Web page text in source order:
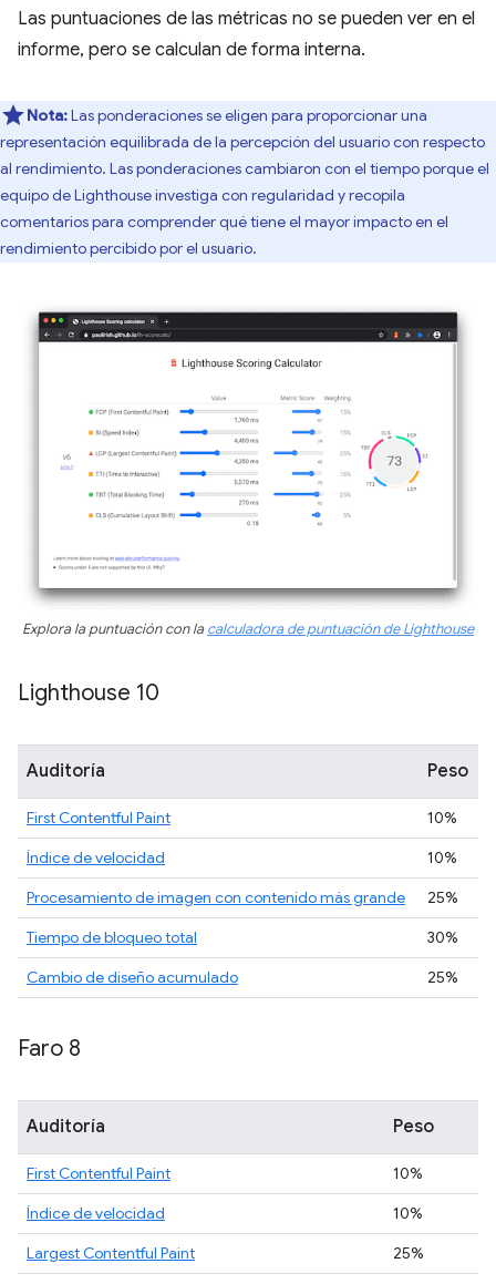
Las puntuaciones de las métricas no se pueden ver en el
informe, pero se calculan de forma interna.
Nota:Las ponderaciones se eligen para proporcionar una
representación equilibrada de la percepción del usuario con respecto
al rendimiento. Las ponderaciones cambiaron con el tiempo porque el
equipo de Lighthouse investiga con regularidad y recopila
comentarios para comprender qué tiene el mayor impacto en el
rendimiento percibido por el usuario.
Explora la puntuación con lacalculadora de puntuación de Lighthouse
Lighthouse 10
Auditoría Peso
First Contentful Paint
10%
Índice de velocidad
10%
Procesamiento de imagen con contenido más grande
25%
Tiempo de bloqueo total
30%
Cambio de diseño acumulado
25%
Faro 8
Auditoría Peso
First Contentful Paint
10%
Índice de velocidad
10%
Largest Contentful Paint
25%